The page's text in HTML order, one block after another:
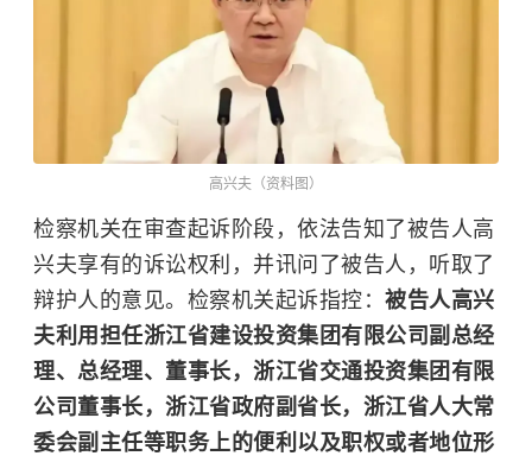
高兴夫（资料图）
检察机关在审查起诉阶段，依法告知了被告人高
兴夫享有的诉讼权利，并讯问了被告人，听取了
辩护人的意见。检察机关起诉指控： 被告人高兴
夫利用担任浙江省建设投资集团有限公司副总经
理、总经理、董事长，浙江省交通投资集团有限
公司董事长，浙江省政府副省长，浙江省人大常
委会副主任等职务上的便利以及职权或者地位形